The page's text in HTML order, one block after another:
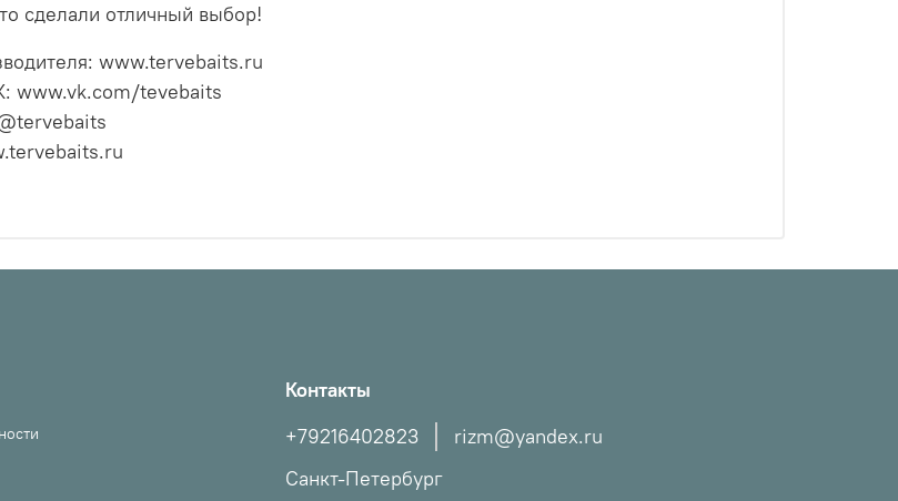
сделали отличный выбор!
www.tervebaits.ru
www.vk.com/tevebaits
Контакты
+79216402823
rizm@yandex.ru
Санкт-Петербург